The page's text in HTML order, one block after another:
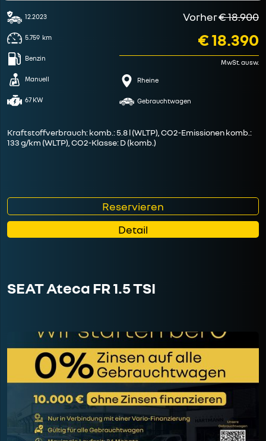
12.2023
5.759 km
Benzin
Manuell
67 KW
Vorher€ 18.900
€ 18.390
MwSt. ausw.
Rheine
Gebrauchtwagen
Kraftstoffverbrauch: komb.: 5.8 l (WLTP), CO2-Emissionen komb.:
133 g/km (WLTP), CO2-Klasse: D (komb.)
Reservieren
Detail
SEAT Ateca FR 1.5 TSI